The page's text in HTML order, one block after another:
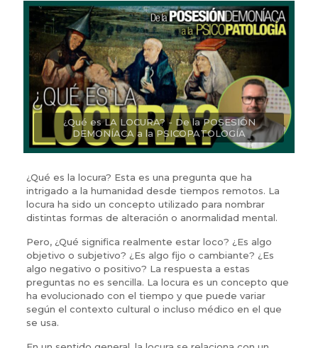
¿Qué es LA LOCURA? - De la POSESIÓN
DEMONÍACA a la PSICOPATOLOGÍA
¿Qué es la locura? Esta es una pregunta que ha
intrigado a la humanidad desde tiempos remotos. La
locura ha sido un concepto utilizado para nombrar
distintas formas de alteración o anormalidad mental.
Pero, ¿Qué significa realmente estar loco? ¿Es algo
objetivo o subjetivo? ¿Es algo fijo o cambiante? ¿Es
algo negativo o positivo? La respuesta a estas
preguntas no es sencilla. La locura es un concepto que
ha evolucionado con el tiempo y que puede variar
según el contexto cultural o incluso médico en el que
se usa.